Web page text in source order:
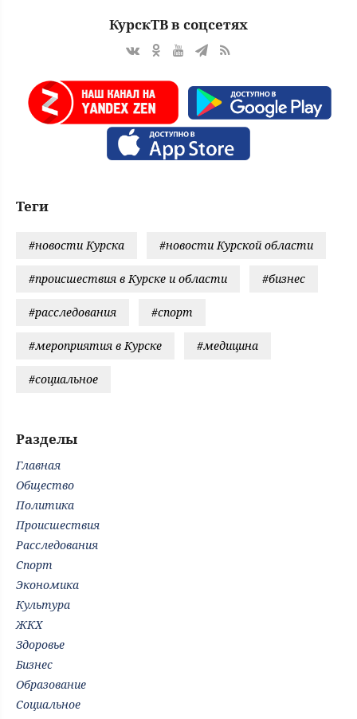
КурскТВ в соцсетях
Теги
#новости Курска #новости Курской области
#происшествия в Курске и области #бизнес
#расследования #спорт
#мероприятия в Курске #медицина
#социальное
Разделы
Главная
Общество
Политика
Происшествия
Расследования
Спорт
Экономика
Культура
ЖКХ
Здоровье
Бизнес
Образование
Социальное